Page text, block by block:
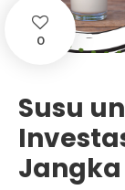
0
Susu